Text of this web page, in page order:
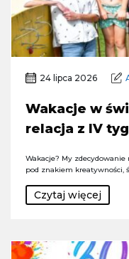
24 lipca 2026
Wakacje w
relacja z IV
Wakacje? My
pod znakiem kreatywności,
Czytaj więcej